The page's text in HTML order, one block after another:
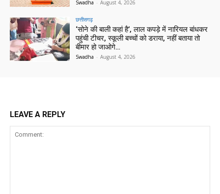
Swadha - August 4, 2026
छत्तीसगढ़
‘सोने की बाली कहां है’, लाल कपड़े में नारियल बांधकर
पहुंची टीचर, स्कूली बच्चों को डराया, नहीं बताया तो
बीमार हो जाओगे…
Swadha - August 4, 2026
LEAVE A REPLY